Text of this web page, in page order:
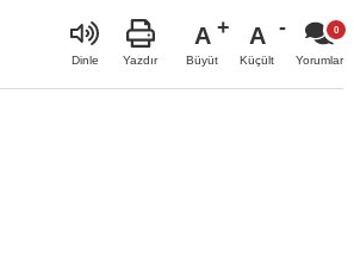
Dinle Yazdır
A
Büyüt
A
Küçült Yorumlar